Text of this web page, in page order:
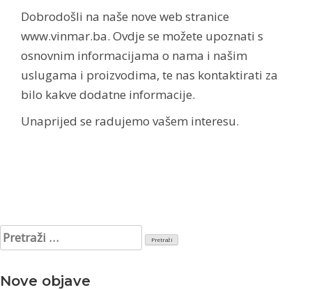
Dobrodošli na naše nove web stranice
www.vinmar.ba. Ovdje se možete upoznati s
osnovnim informacijama o nama i našim
uslugama i proizvodima, te nas kontaktirati za
bilo kakve dodatne informacije.
Unaprijed se radujemo vašem interesu.
Pretraži:
Nove objave